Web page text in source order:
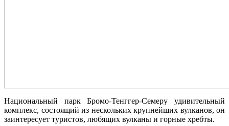
Национальный парк Бромо-Тенггер-Семеру удивительный
комплекс, состоящий из нескольких крупнейших вулканов, он
заинтересует туристов, любящих вулканы и горные хребты.